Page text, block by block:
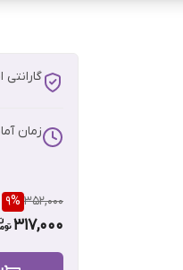
زمان
352,000
9%
317,000